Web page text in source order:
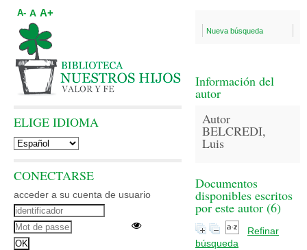
Nueva búsqueda
Información del
autor
Autor
BELCREDI,
Luis
Documentos
disponibles escritos
por este autor (6)
Refinar
búsqueda
A- A A+
ELIGE IDIOMA
CONECTARSE
acceder a su cuenta de usuario